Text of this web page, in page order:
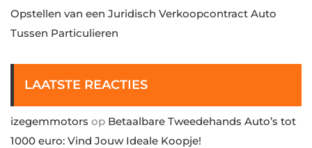
Opstellen van een Juridisch Verkoopcontract Auto
Tussen Particulieren
LAATSTE REACTIES
izegemmotors op Betaalbare Tweedehands Auto’s tot
1000 euro: Vind Jouw Ideale Koopje!